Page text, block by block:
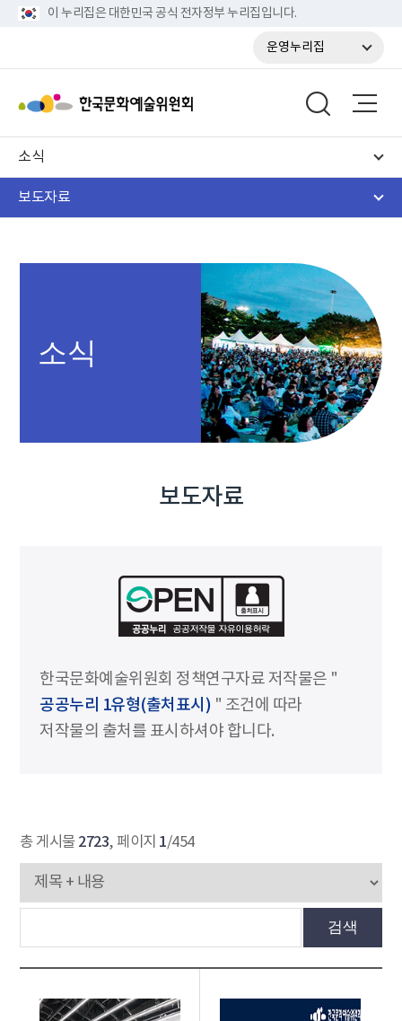
이 누리집은 대한민국 공식 전자정부 누리집입니다.
운영누리집
소식
보도자료
소식
보도자료
한국문화예술위원회 정책연구자료 저작물은 "
공공누리 1유형(출처표시) " 조건에 따라
저작물의 출처를 표시하셔야 합니다.
총 게시물 2723, 페이지 1/454
검색